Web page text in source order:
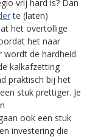
vrij hard is? Dan
te (laten)
het overtollige
het naar
de hardheid
kalkafzetting
praktisch bij het
stuk prettiger. Je
ook een stuk
investering die